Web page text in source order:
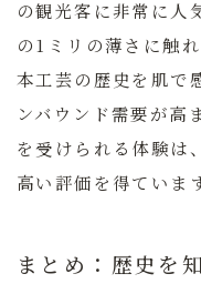
の観光客に非常に人
の1ミリの薄さに触
本工芸の歴史を肌で
ンバウンド需要が高
を受けられる体験は
高い評価を得ています
まとめ：歴史を